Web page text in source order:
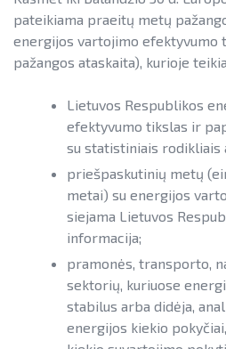
► KATILŲ KEITIMAS
► PARAMA
► PARAMA
SAUSUMOJE
Reklaminiai
paramai viešinti
Saulės elektrinių
energijos
Energetikos
Jūrinės vėjo
Vandenilis
Pažangos
ataskaitos ir kiti
AEI transporte
Informacija apie
įrenginius
AIE gamybos
NENS
NEKS veiksmų
Elektros
Gamtinių dujų
Degalų ir naftos
Kelių transporto
Šilumos energijos
Informacija apie
LIFE IP EnerLIT
ENSMOV Plus
PA Energy
CompositeCircle
LEAPto11
EVE didinimo
Pažangos
ataskaitos
Energijos tiekėjų
PAŽANGOS ĮGYVENDINANT EVE
ENERGIJOS VARTOJIMO AUDITAS
EVE SKATINIMO IR VIEŠINIMO
EVE VERTINIMO ĮRANKIAI
VIEŠUOSIUS INTERESUS
DIFERENCIJAVIMAS
TEISINĖ APLINKA
pateikiama praeitų metų
energijos vartojimo efektyvumo
pažangos ataskaita), kurioje
Lietuvos Respublikos
efektyvumo tikslas ir
su statistiniais rodikliais
priešpaskutinių metų
metai) su energijos
siejama Lietuvos
informacija;
pramonės, transporto,
sektorių, kuriuose
stabilus arba didėja,
energijos kiekio